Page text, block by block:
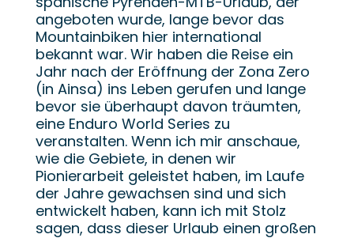
angeboten wurde, lange bevor das
Mountainbiken hier international
bekannt war. Wir haben die Reise ein
Jahr nach der Eröffnung der Zona Zero
(in Ainsa) ins Leben gerufen und lange
bevor sie überhaupt davon träumten,
eine Enduro World Series zu
veranstalten. Wenn ich mir anschaue,
wie die Gebiete, in denen wir
Pionierarbeit geleistet haben, im Laufe
der Jahre gewachsen sind und sich
entwickelt haben, kann ich mit Stolz
sagen, dass dieser Urlaub einen großen